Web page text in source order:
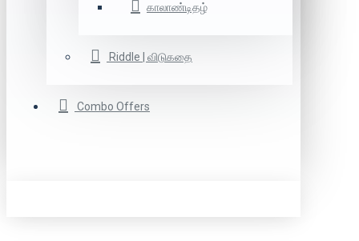
காலாண்டிதழ்
Riddle | விடுகதை
Combo Offers